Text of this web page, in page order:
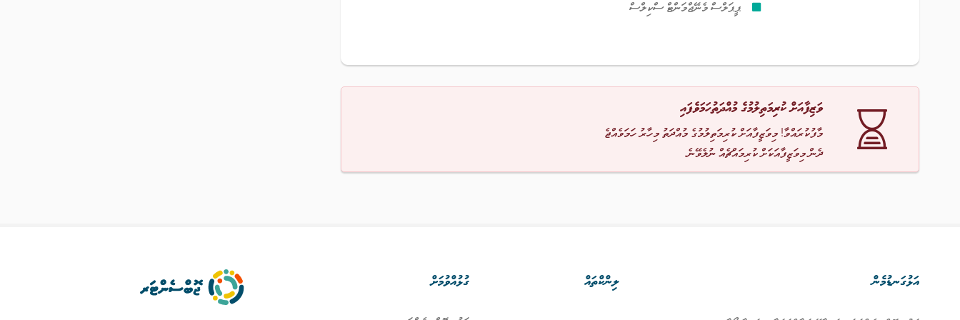
ޕީޕަލްސް މެނޭޖްމަންޓް ސްކިލްސް
ވަޒިފާއަށް ކުރިމަތިލުމުގެ މުއްދަތުހަމަވެފައި
މާފުކުރައްވާ! މިވަޒީފާއަށް ކުރިމަތިލުމުގެ މުއްދަތު މިހާރު ހަމަވެއްޖެ
ދެން މިވަޒީފާއަކަށް ކުރިމައްޗެއް ނުލެވޭނެ.
އަޅުގަނޑުމެން ލިންކްތައް ގުޅުއްވުމަށް